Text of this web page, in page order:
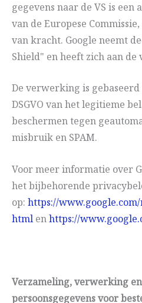
gegevens naar de VS is een
van de Europese
van kracht. Google neemt
Shield" en heeft zich aan
De verwerking is
DSGVO van het legitieme
beschermen tegen
misbruik en SPAM.
Voor meer informatie over
het bijbehorende
op: https://
html enhttps://
Verzameling, verwerking
persoonsgegevens voor